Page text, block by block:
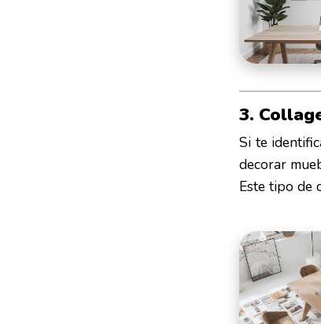
3.
Si te
decorar
Este tipo de